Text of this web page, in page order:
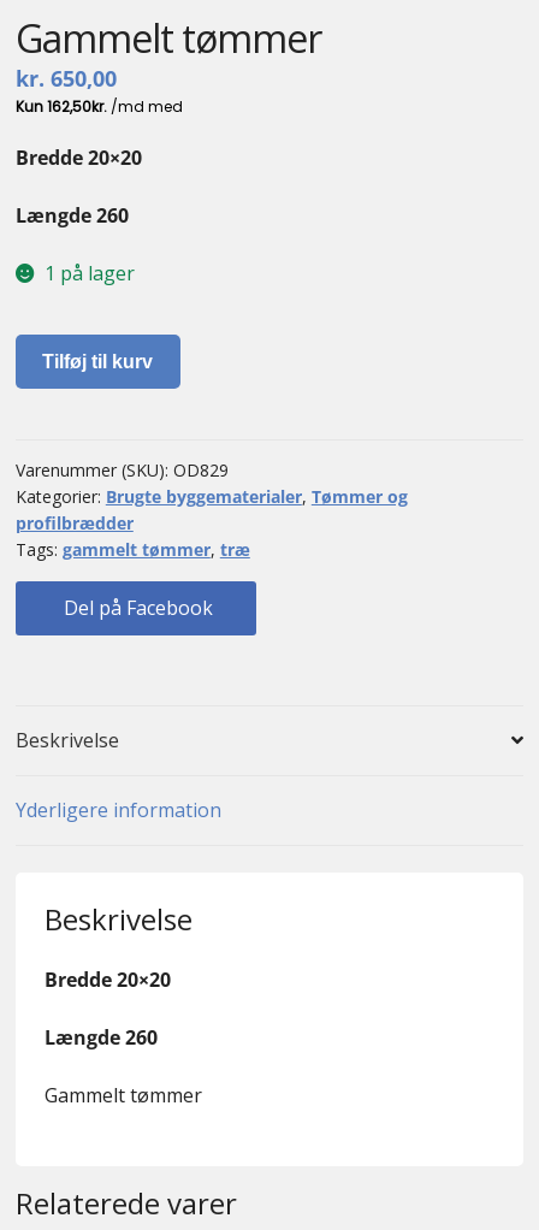
Gammelt tømmer
kr. 650,00
Bredde 20×20
Længde 260
1 på lager
Gammelt
tømmer
Tilføj til kurv
Varenummer (SKU): OD829
Kategorier: Brugte byggematerialer, Tømmer og
profilbrædder
Tags: gammelt tømmer, træ
Del på Facebook
Beskrivelse
Yderligere information
Beskrivelse
Bredde 20×20
Længde 260
Gammelt tømmer
Relaterede varer